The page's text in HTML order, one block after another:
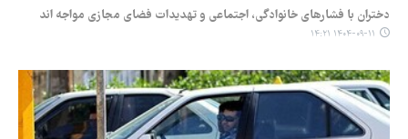
دختران با فشارهای خانوادگی، اجتماعی و تهدیدات فضای مجازی مواجه اند
۱۴۰۴-۰۹-۱۱ ۱۴:۲۱